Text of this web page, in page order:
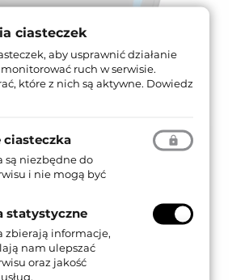
RFID I BT 5.0 DO X1R
zamówienie
Do 8 tygodni
(z VAT 23%)
ciasteczek
aby usprawnić działanie
ruch w serwisie.
które z nich są aktywne. Dowiedz
ciasteczka
są niezbędne do
i nie mogą być
statystyczne
zbierają informacje,
nam ulepszać
oraz jakość